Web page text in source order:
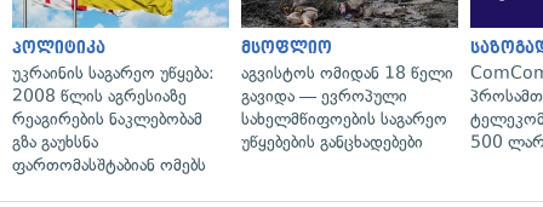
პოლიტიკა
უკრაინის საგარეო უწყება:
2008 წლის აგრესიაზე
რეაგირების ნაკლებობამ
გზა გაუხსნა
ფართომასშტაბიან ომებს
მსოფლიო
აგვისტოს ომიდან 18 წელი
გავიდა — ევროპული
სახელმწიფოების საგარეო
უწყებების განცხადებები
500